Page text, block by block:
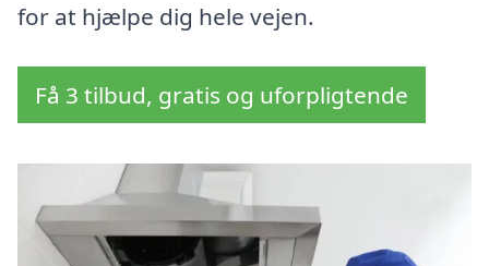
for at hjælpe dig hele vejen.
Få 3 tilbud, gratis og uforpligtende